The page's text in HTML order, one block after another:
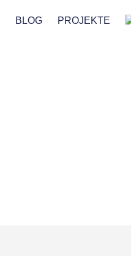
BLOG PROJEKTE